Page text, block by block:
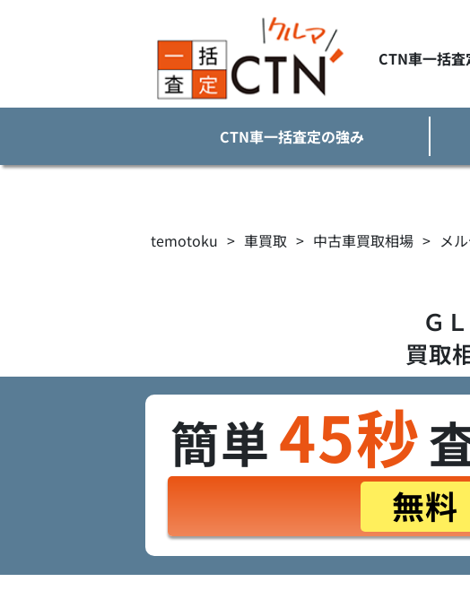
CTN車一括
CTN車一括査定の強み
temotoku > 車買取 > 中古車買取相場 > メ
Ｇ
買取
簡単45秒
無料